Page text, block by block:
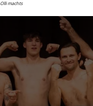
machts